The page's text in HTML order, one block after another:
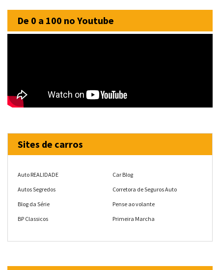
De 0 a 100 no Youtube
Sites de carros
Auto REALIDADE
Autos Segredos
Blog da Série
BP Classicos
Car Blog
Corretora de Seguros Auto
Pense ao volante
Primeira Marcha